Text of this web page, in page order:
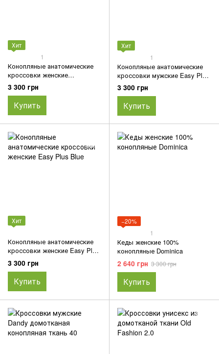
Хит
1
Конопляные анатомические
кроссовки женские
Wednesday Beige
3 300 грн
Купить
Хит
1
Конопляные анатомические
кроссовки мужские Easy Plus
Orange
3 300 грн
Купить
Хит
Конопляные анатомические
кроссовки женские Easy Plus
Blue
3 300 грн
Купить
−20%
1
Кеды женские 100%
конопляные Dominica
2 640 грн 3 300 грн
Купить